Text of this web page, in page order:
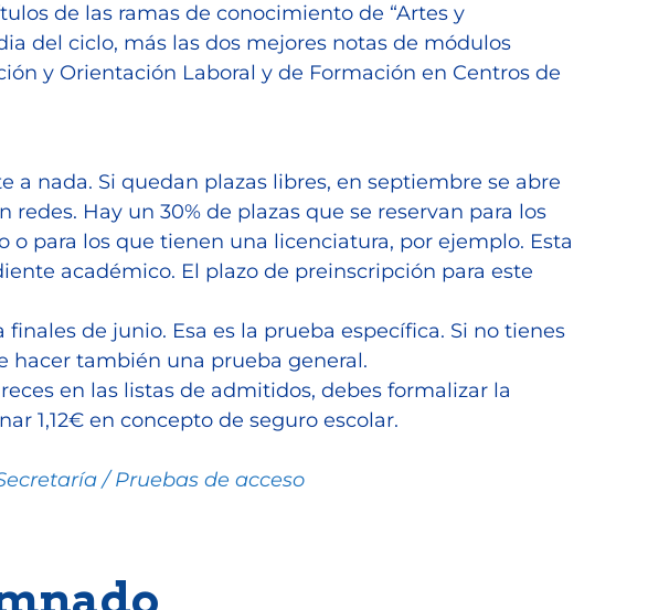
de las ramas de conocimiento de “Artes y
del ciclo, más las dos mejores notas de módulos
y Orientación Laboral y de Formación en Centros de
a nada. Si quedan plazas libres, en septiembre se abre
Hay un 30% de plazas que se reservan para los
para los que tienen una licenciatura, por ejemplo. Esta
académico. El plazo de preinscripción para este
finales de junio. Esa es la prueba específica. Si no tienes
hacer también una prueba general.
en las listas de admitidos, debes formalizar la
1,12€ en concepto de seguro escolar.
/ Pruebas de acceso